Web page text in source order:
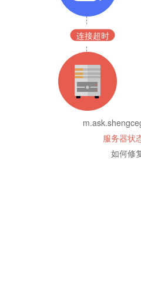
连接超时
服务器状
如何修